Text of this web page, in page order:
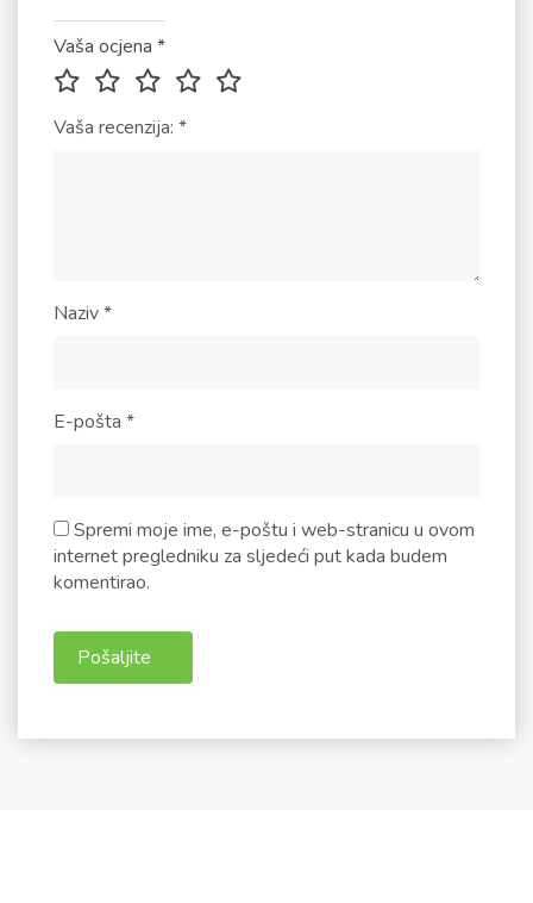
Vaša ocjena *
Vaša recenzija: *
Naziv*
E-pošta *
Spremi moje ime, e-poštu i web-stranicu u ovom
internet pregledniku za sljedeći put kada budem
komentirao.